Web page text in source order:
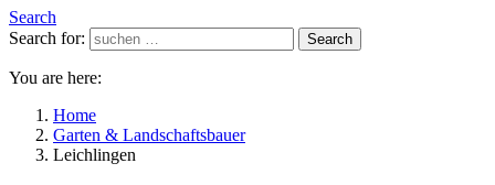
Search
Search for:
Search
You are here:
Home
Garten & Landschaftsbauer
Leichlingen